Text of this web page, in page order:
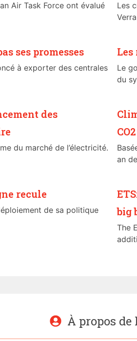
Air Task Force ont évalué
Les
ses promesses
à exporter des centrales
Le
du
des
du marché de l’électricité.
an
recule
de sa politique
big
The
À propos